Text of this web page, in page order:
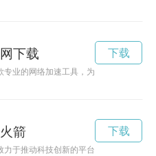
下载
专业的网络加速工具，为用户提供高速
下载
箭
力于推动科技创新的平台，在短短几年
下载